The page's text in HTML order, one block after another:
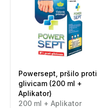
Powersept, pršilo proti
glivicam (200 ml +
Aplikator)
200 ml + Aplikator